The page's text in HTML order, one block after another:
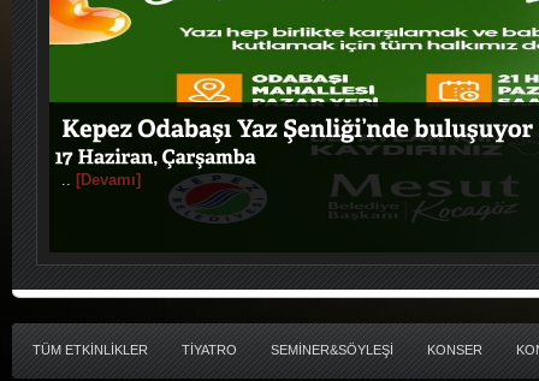
.. [Devamı]
TÜM ETKİNLİKLER TİYATRO SEMİNER&SÖYLEŞİ KONSER